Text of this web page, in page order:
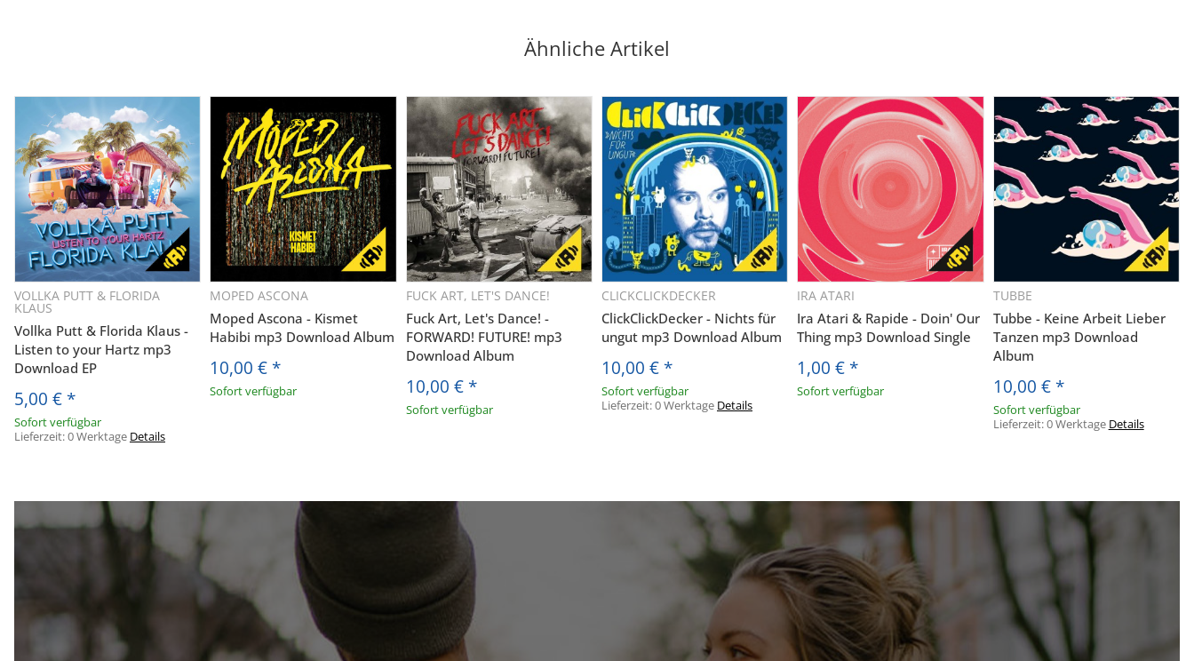
Ähnliche Artikel
VOLLKA PUTT & FLORIDA
KLAUS
Vollka Putt & Florida Klaus -
Listen to your Hartz mp3
Download EP
5,00 € *
Sofort verfügbar
Lieferzeit:0 Werktage Details
MOPED ASCONA
Moped Ascona - Kismet
Habibi mp3 Download Album
10,00 € *
Sofort verfügbar
FUCK ART, LET'S DANCE!
Fuck Art, Let's Dance! -
FORWARD! FUTURE! mp3
Download Album
10,00 € *
Sofort verfügbar
CLICKCLICKDECKER
ClickClickDecker - Nichts für
ungut mp3 Download Album
10,00 € *
Sofort verfügbar
Lieferzeit:0 Werktage Details
IRA ATARI
Ira Atari & Rapide - Doin' Our
Thing mp3 Download Single
1,00 € *
Sofort verfügbar
TUBBE
Tubbe - Keine Arbeit Lieber
Tanzen mp3 Download
Album
10,00 € *
Sofort verfügbar
Lieferzeit:0 Werktage Details